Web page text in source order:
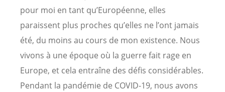
pour moi en tant qu’Européenne, elles
paraissent plus proches qu’elles ne l’ont jamais
été, du moins au cours de mon existence. Nous
vivons à une époque où la guerre fait rage en
Europe, et cela entraîne des défis considérables.
Pendant la pandémie de COVID-19, nous avons